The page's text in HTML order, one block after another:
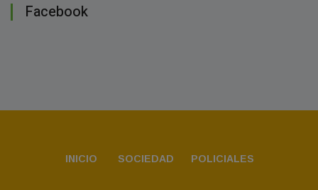
Facebook
INICIO SOCIEDAD POLICIALES